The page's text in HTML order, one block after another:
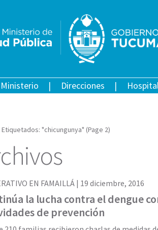
Ministerio Direcciones
Etiquetados: "chicungunya" (Page 2)
EN FAMAILLÁ | 19 diciembre, 2016
la lucha contra el dengue
de prevención